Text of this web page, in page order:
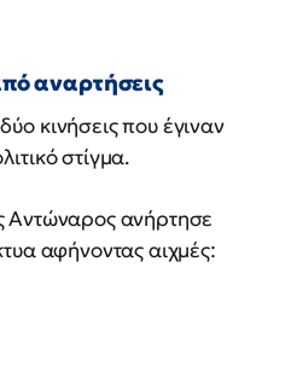
αναρτήσεις
κινήσεις που έγιναν
στίγμα.
Αντώναρος ανήρτησε
αφήνοντας αιχμές: